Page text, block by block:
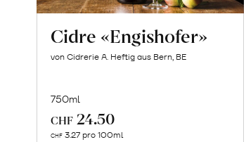
Cidre «Engishofer»
von Cidrerie A. Heftig aus Bern, BE
750ml
CHF 24.50
CHF 3.27 pro 100ml